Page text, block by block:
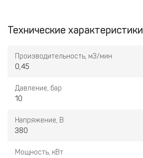
Технические характеристики
Производительность, м3/мин
0,45
Давление, бар
10
Напряжение, В
380
Мощность, кВт